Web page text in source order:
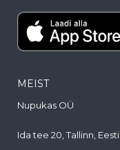
MEIST
Nupukas OÜ
Ida tee 20, Tallinn, Eesti